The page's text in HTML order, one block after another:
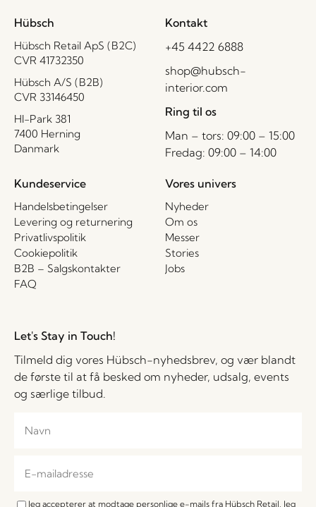
Hübsch
Hübsch Retail ApS (B2C)
CVR 41732350
Hübsch A/S (B2B)
CVR 33146450
HI-Park 381
7400 Herning
Danmark
Kontakt
+45 4422 6888
shop@hubsch-
interior.com
Ring til os
Man – tors: 09:00 – 15:00
Fredag: 09:00 – 14:00
Kundeservice
Handelsbetingelser
Levering og returnering
Privatlivspolitik
Cookiepolitik
B2B – Salgskontakter
FAQ
Vores univers
Nyheder
Om os
Messer
Stories
Jobs
Let's Stay in Touch!
Tilmeld dig vores Hübsch-nyhedsbrev, og vær blandt
de første til at få besked om nyheder, udsalg, events
og særlige tilbud.
Jeg accepterer at modtage personlige e-mails fra Hübsch Retail. Jeg